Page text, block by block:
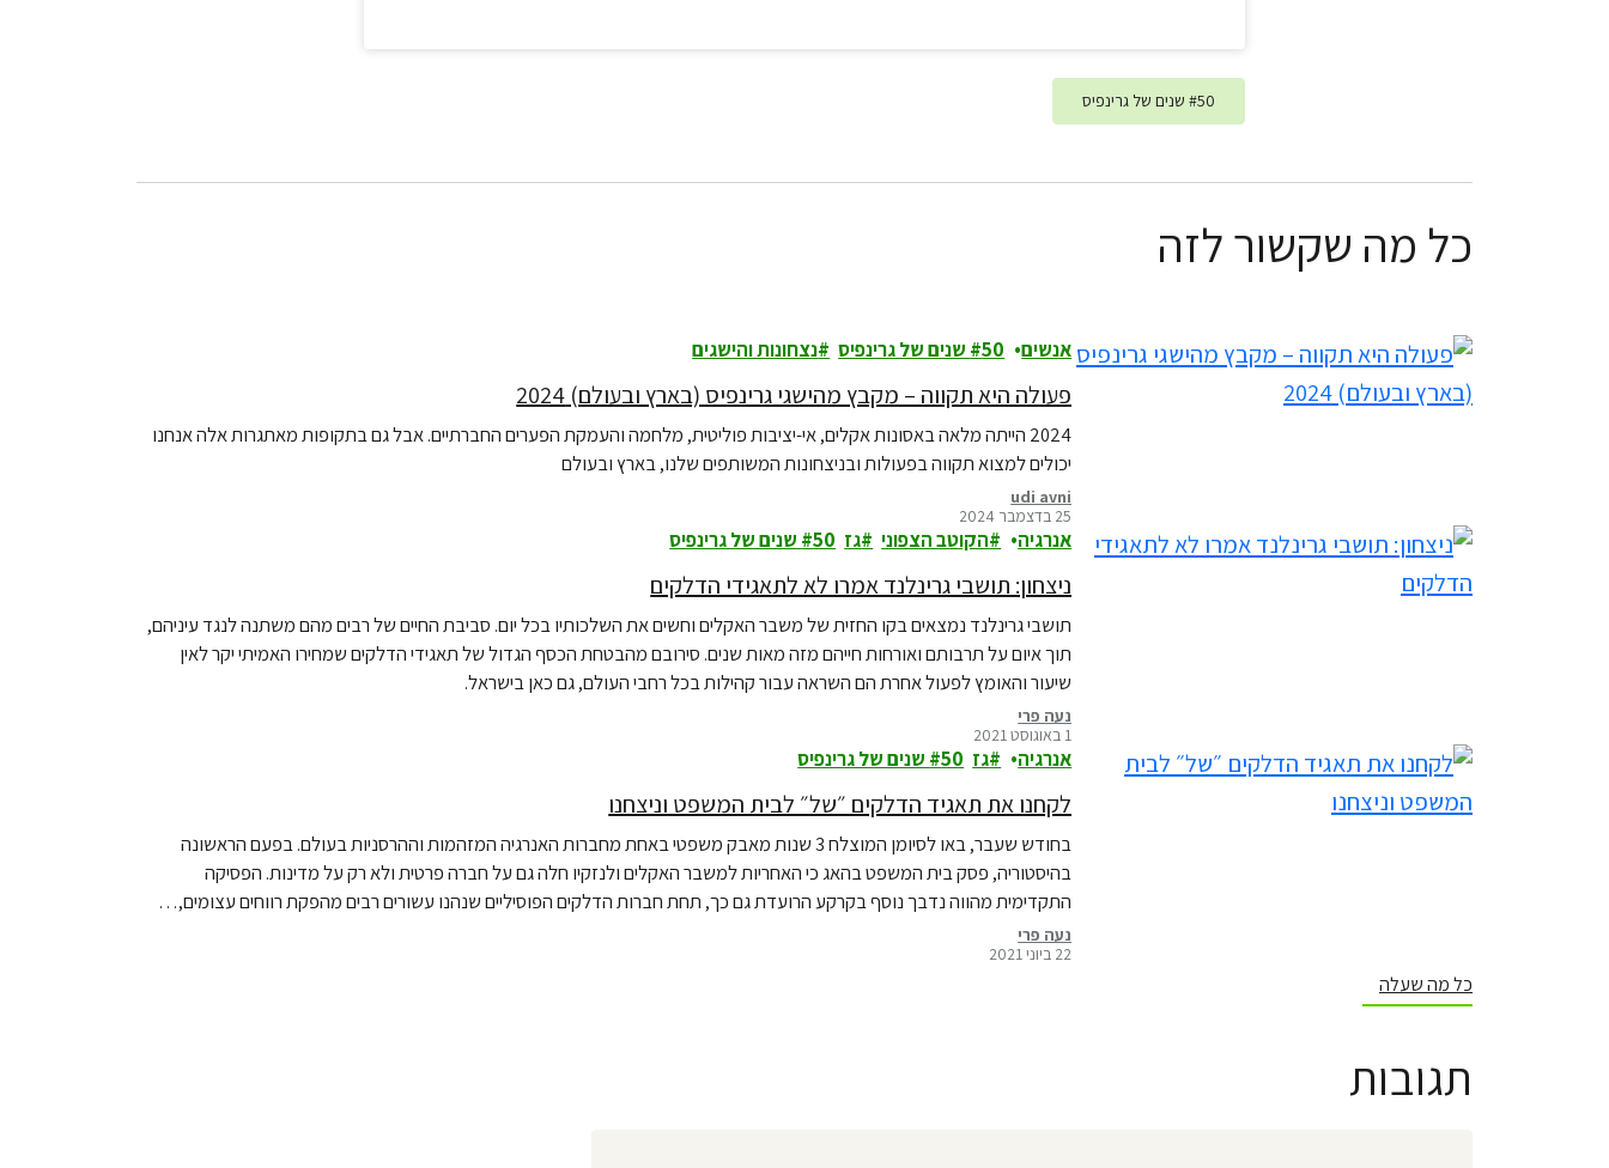
#50 שנים של גרינפיס
כל מה שקשור לזה
אנשים 50 שנים של גרינפיס נצחונות והישגים
פעולה היא תקווה – מקבץ מהישגי גרינפיס (בארץ ובעולם) 2024
2024 הייתה מלאה באסונות אקלים, אי-יציבות פוליטית, מלחמה והעמקת הפערים החברתיים. אבל גם בתקופות מאתגרות אלה אנחנו
יכולים למצוא תקווה בפעולות ובניצחונות המשותפים שלנו, בארץ ובעולם
udi avni
25 בדצמבר 2024
אנרגיה הקוטב הצפוני גז 50 שנים של גרינפיס
ניצחון: תושבי גרינלנד אמרו לא לתאגידי הדלקים
תושבי גרינלנד נמצאים בקו החזית של משבר האקלים וחשים את השלכותיו בכל יום. סביבת החיים של רבים מהם משתנה לנגד עיניהם,
תוך איום על תרבותם ואורחות חייהם מזה מאות שנים. סירובם מהבטחת הכסף הגדול של תאגידי הדלקים שמחירו האמיתי יקר לאין
שיעור והאומץ לפעול אחרת הם השראה עבור קהילות בכל רחבי העולם, גם כאן בישראל.
נעה פרי
1 באוגוסט 2021
אנרגיה גז 50 שנים של גרינפיס
לקחנו את תאגיד הדלקים ״של״ לבית המשפט וניצחנו
בחודש שעבר, באו לסיומן המוצלח 3 שנות מאבק משפטי באחת מחברות האנרגיה המזהמות וההרסניות בעולם. בפעם הראשונה
בהיסטוריה, פסק בית המשפט בהאג כי האחריות למשבר האקלים ולנזקיו חלה גם על חברה פרטית ולא רק על מדינות. הפסיקה
התקדימית מהווה נדבך נוסף בקרקע הרועדת גם כך, תחת חברות הדלקים הפוסיליים שנהנו עשורים רבים מהפקת רווחים עצומים,…
נעה פרי
22 ביוני 2021
כל מה שעלה
תגובות